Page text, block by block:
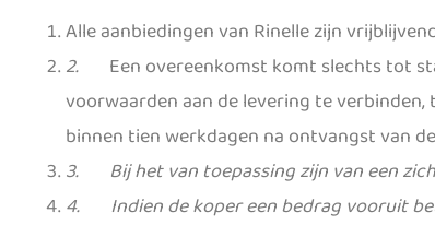
Alle aanbiedingen van Rinelle zijn
2. Een overeenkomst komt slechts tot
voorwaarden aan de levering te
binnen tien werkdagen na ontvangst van de
3. Bij het van toepassing zijn van een
4. Indien de koper een bedrag vooruit